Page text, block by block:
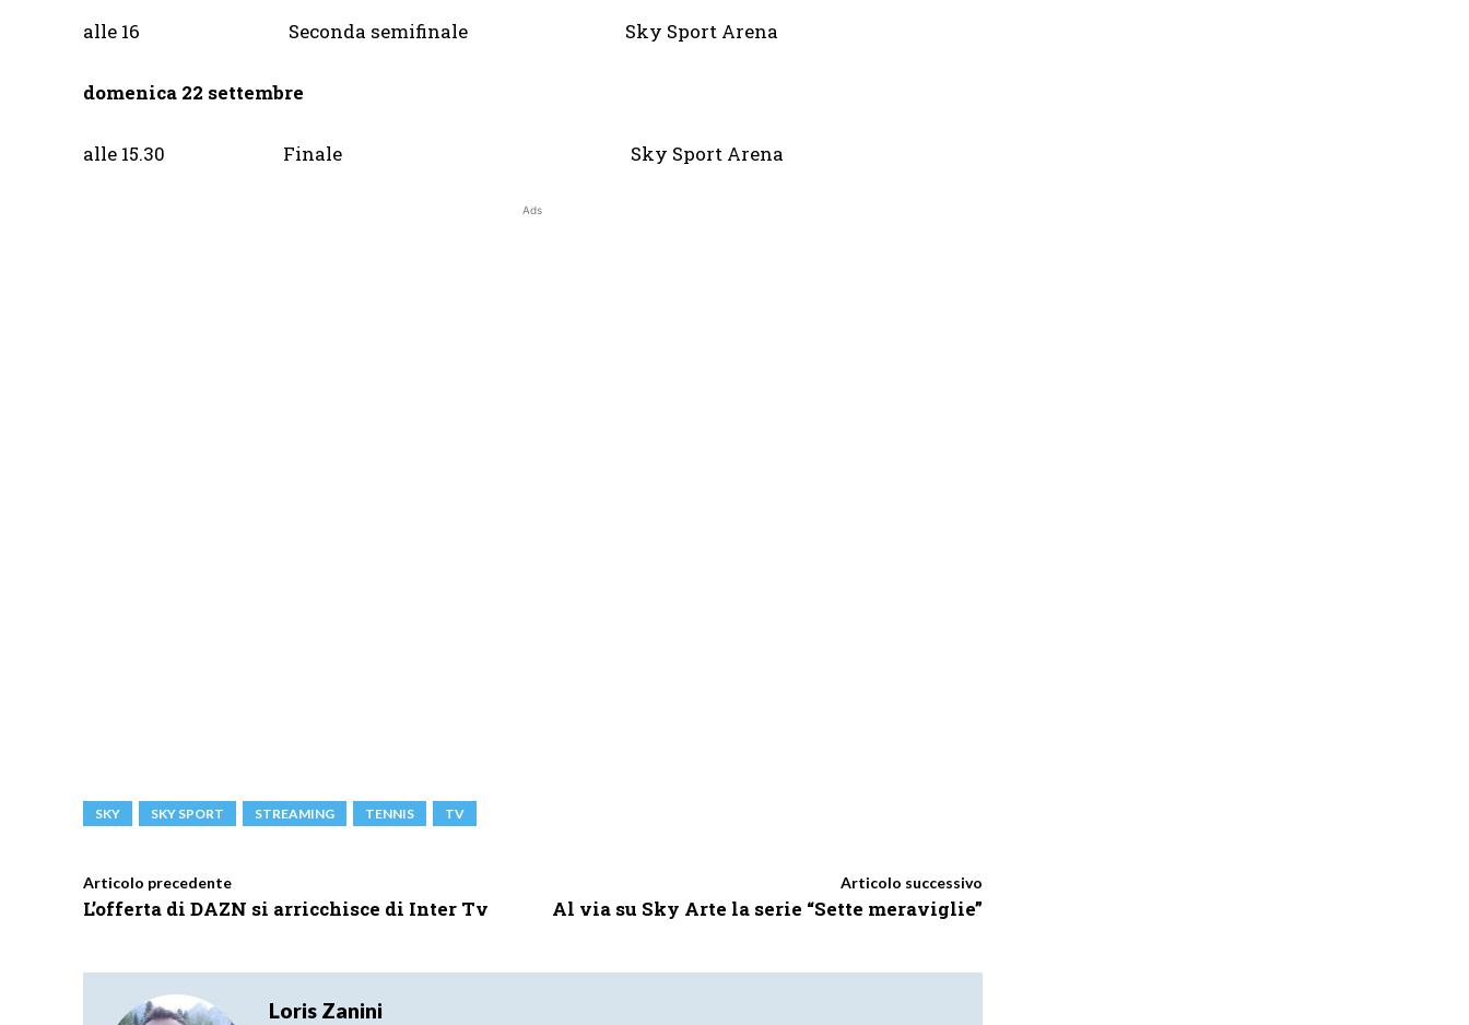
alle 16 Seconda semifinale Sky Sport Arena
domenica 22 settembre
alle 15.30 Finale Sky Sport Arena
Ads
SKY SKY SPORT STREAMING TENNIS TV
Articolo precedente
L’offerta di DAZN si arricchisce di Inter Tv
Articolo successivo
Al via su Sky Arte la serie “Sette meraviglie”
Loris Zanini